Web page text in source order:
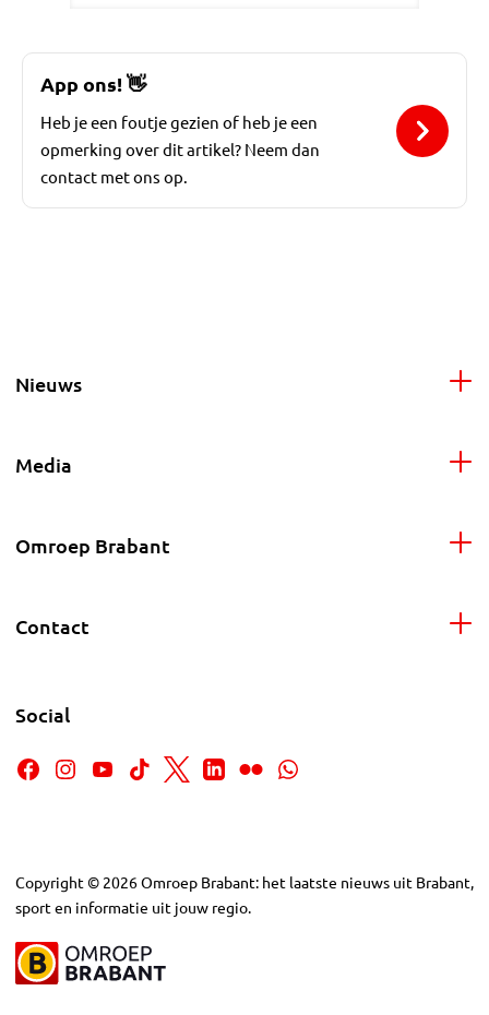
App ons!👋
Heb je een foutje gezien of heb je een
opmerking over dit artikel? Neem dan
contact met ons op.
Nieuws
Media
Omroep Brabant
Contact
Social
Copyright © 2026Omroep Brabant: het laatste nieuws uit Brabant,
sport en informatie uit jouw regio.